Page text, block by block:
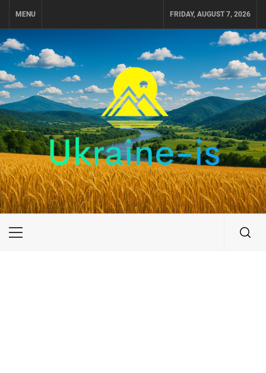
MENU FRIDAY, AUGUST 7, 2026
UKRAINE-IS
ПУТЕШЕСТВИЕ ПО УКРАИНЕ
Primary